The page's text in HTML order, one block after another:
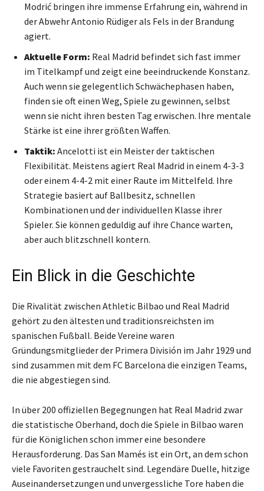
Modrić bringen ihre immense Erfahrung ein, während in
der Abwehr Antonio Rüdiger als Fels in der Brandung
agiert.
Aktuelle Form: Real Madrid befindet sich fast immer
im Titelkampf und zeigt eine beeindruckende Konstanz.
Auch wenn sie gelegentlich Schwächephasen haben,
finden sie oft einen Weg, Spiele zu gewinnen, selbst
wenn sie nicht ihren besten Tag erwischen. Ihre mentale
Stärke ist eine ihrer größten Waffen.
Taktik: Ancelotti ist ein Meister der taktischen
Flexibilität. Meistens agiert Real Madrid in einem 4-3-3
oder einem 4-4-2 mit einer Raute im Mittelfeld. Ihre
Strategie basiert auf Ballbesitz, schnellen
Kombinationen und der individuellen Klasse ihrer
Spieler. Sie können geduldig auf ihre Chance warten,
aber auch blitzschnell kontern.
Ein Blick in die Geschichte
Die Rivalität zwischen Athletic Bilbao und Real Madrid
gehört zu den ältesten und traditionsreichsten im
spanischen Fußball. Beide Vereine waren
Gründungsmitglieder der Primera División im Jahr 1929 und
sind zusammen mit dem FC Barcelona die einzigen Teams,
die nie abgestiegen sind.
In über 200 offiziellen Begegnungen hat Real Madrid zwar
die statistische Oberhand, doch die Spiele in Bilbao waren
für die Königlichen schon immer eine besondere
Herausforderung. Das San Mamés ist ein Ort, an dem schon
viele Favoriten gestrauchelt sind. Legendäre Duelle, hitzige
Auseinandersetzungen und unvergessliche Tore haben die